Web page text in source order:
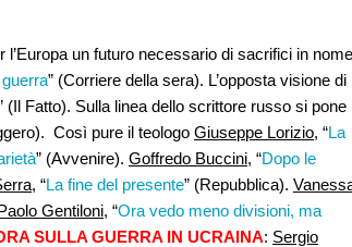
l’Europa un futuro necessario di sacrifici in nome
” (Corriere della sera). L’opposta visione di
(Il Fatto). Sulla linea dello scrittore russo si pone
Così pure il teologo Giuseppe Lorizio, “La
” (Avvenire). Goffredo Buccini, “Dopo le
, “La fine del presente” (Repubblica).
Gentiloni, “Ora vedo meno divisioni, ma
SULLA GUERRA IN UCRAINA: Sergio